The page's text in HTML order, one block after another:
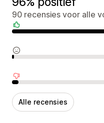
90 recensies voor alle
Positieve recensies
Neutrale recensies
Negatieve recensies
Alle recensies